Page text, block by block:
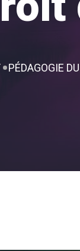
PÉDAGOGIE